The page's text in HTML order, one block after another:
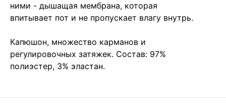
ними - дышащая мембрана, которая
впитывает пот и не пропускает влагу внутрь.
Капюшон, множество карманов и
регулировочных затяжек. Состав: 97%
полиэстер, 3% эластан.